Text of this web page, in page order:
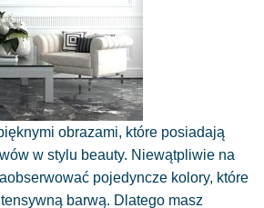
obrazami, które posiadają
w stylu beauty. Niewątpliwie na
pojedyncze kolory, które
barwą. Dlatego masz